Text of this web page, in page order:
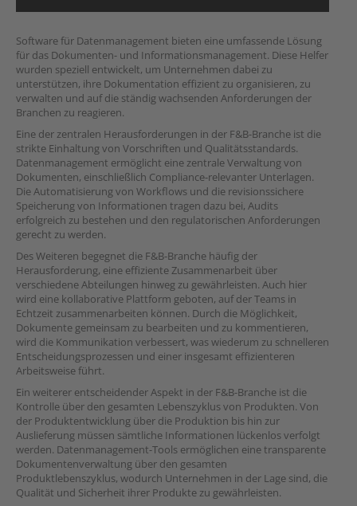
Software für Datenmanagement bieten eine umfassende Lösung
für das Dokumenten- und Informationsmanagement. Diese Helfer
wurden speziell entwickelt, um Unternehmen dabei zu
unterstützen, ihre Dokumentation effizient zu organisieren, zu
verwalten und auf die ständig wachsenden Anforderungen der
Branchen zu reagieren.
Eine der zentralen Herausforderungen in der F&B-Branche ist die
strikte Einhaltung von Vorschriften und Qualitätsstandards.
Datenmanagement ermöglicht eine zentrale Verwaltung von
Dokumenten, einschließlich Compliance-relevanter Unterlagen.
Die Automatisierung von Workflows und die revisionssichere
Speicherung von Informationen tragen dazu bei, Audits
erfolgreich zu bestehen und den regulatorischen Anforderungen
gerecht zu werden.
Des Weiteren begegnet die F&B-Branche häufig der
Herausforderung, eine effiziente Zusammenarbeit über
verschiedene Abteilungen hinweg zu gewährleisten. Auch hier
wird eine kollaborative Plattform geboten, auf der Teams in
Echtzeit zusammenarbeiten können. Durch die Möglichkeit,
Dokumente gemeinsam zu bearbeiten und zu kommentieren,
wird die Kommunikation verbessert, was wiederum zu schnelleren
Entscheidungsprozessen und einer insgesamt effizienteren
Arbeitsweise führt.
Ein weiterer entscheidender Aspekt in der F&B-Branche ist die
Kontrolle über den gesamten Lebenszyklus von Produkten. Von
der Produktentwicklung über die Produktion bis hin zur
Auslieferung müssen sämtliche Informationen lückenlos verfolgt
werden. Datenmanagement-Tools ermöglichen eine transparente
Dokumentenverwaltung über den gesamten
Produktlebenszyklus, wodurch Unternehmen in der Lage sind, die
Qualität und Sicherheit ihrer Produkte zu gewährleisten.